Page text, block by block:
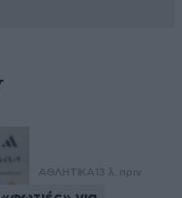
ΑΘΛΗΤΙΚΑ 13 λ. πριν